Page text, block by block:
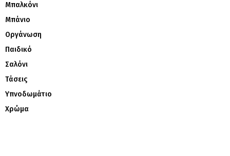
Μπαλκόνι
Μπάνιο
Οργάνωση
Παιδικό
Σαλόνι
Τάσεις
Υπνοδωμάτιο
Χρώμα